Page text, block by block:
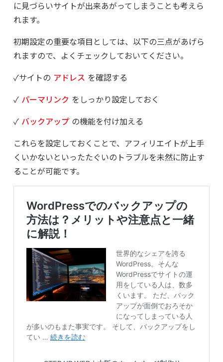
に見づらいサイトが出来あがってしまうことも考えら
れます。
初期設定の重要な項目としては、以下の三点があげら
れますので、よくチェックしておいてください。
✓サイトの アドレス を確認する
✓ パーマリンク をしっかり設定しておく
✓ バックアップ の機能を付け加える
これらを設定しておくことで、アフィリエイトが上手
くいかないといったたぐいのトラブルを未然に防止す
ることが可能です。